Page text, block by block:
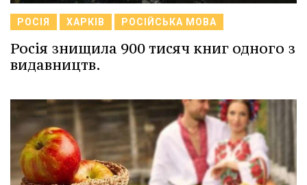
РОСІЯ ХАРКІВ РОСІЙСЬКА МОВА
Росія знищила 900 тисяч книг одного з
видавництв.